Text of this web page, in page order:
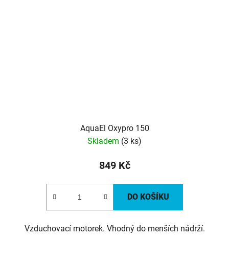
AquaEl Oxypro 150
Skladem (3 ks)
849 Kč
DO KOŠÍKU
Vzduchovací motorek. Vhodný do menších nádrží.